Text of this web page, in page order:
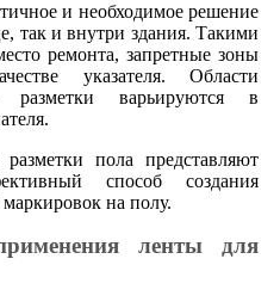
и необходимое решение
так и внутри здания. Такими
ремонта, запретные зоны
указателя. Области
варьируются в
пола представляют
способ создания
на полу.
ленты для